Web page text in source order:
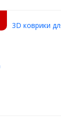
3D коврики